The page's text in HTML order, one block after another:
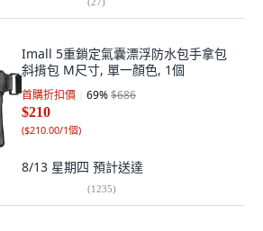
Imall 5重鎖定氣囊漂浮防水包手拿包
斜揹包 M尺寸, 單一顏色, 1個
首購折扣價 69%$686
$210
($210.00/1個)
8/13 星期四 預計送達
(1235)